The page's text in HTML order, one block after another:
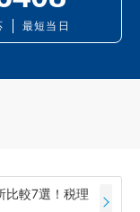
最短当日
比較7選！税理